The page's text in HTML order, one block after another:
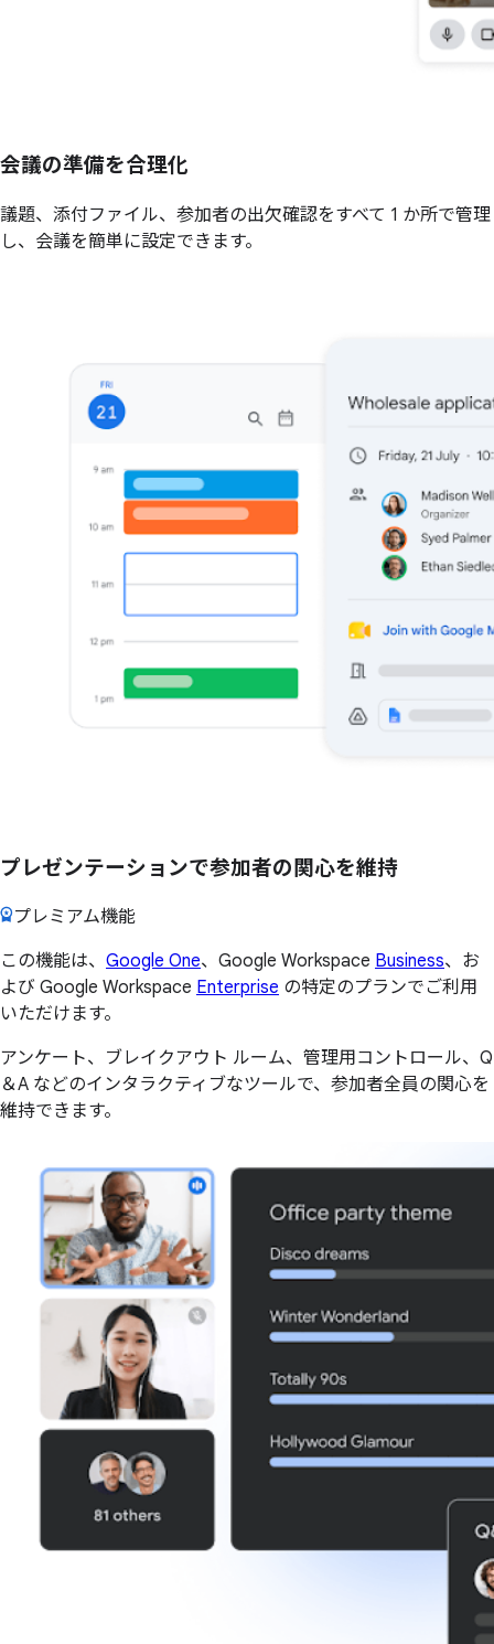
会議の準備を合理化
議題、添付ファイル、参加者の出欠確認をすべて 1 か所で管理
し、会議を簡単に設定できます。
プレゼンテーションで参加者の関心を維持
プレミアム機能
この機能は、 Google One、Google Workspace Business、お
よび Google Workspace Enterprise の特定のプランでご利用
いただけます。
アンケート、ブレイクアウト ルーム、管理用コントロール、Q
＆A などのインタラクティブなツールで、参加者全員の関心を
維持できます。